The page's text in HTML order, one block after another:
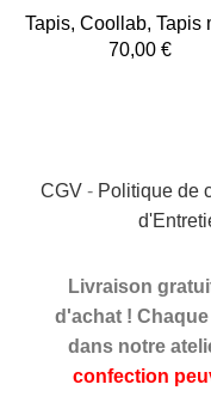
Tapis, Coollab, Tapis
70,00 €
CGV - Politique de
Livraison
d'achat !
dans notre
confection